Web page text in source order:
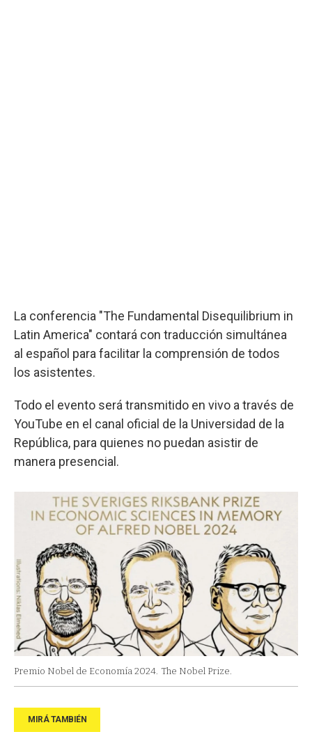
La conferencia "The Fundamental Disequilibrium in
Latin America" contará con traducción simultánea
al español para facilitar la comprensión de todos
los asistentes.
Todo el evento será transmitido en vivo a través de
YouTube en el canal oficial de la Universidad de la
República, para quienes no puedan asistir de
manera presencial.
Premio Nobel de Economía 2024. The Nobel Prize.